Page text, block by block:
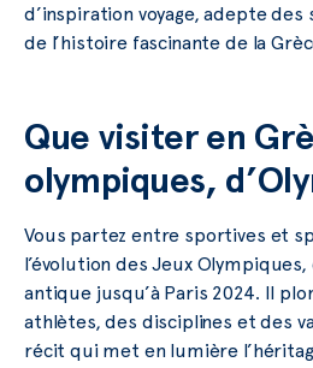
d’inspiration voyage, adepte
de l’histoire fascinante de la
Que visiter en
olympiques,
Vous partez entre sportives et
l’évolution des Jeux
antique jusqu’à Paris 2024. Il
athlètes, des disciplines et des
récit qui met en lumière